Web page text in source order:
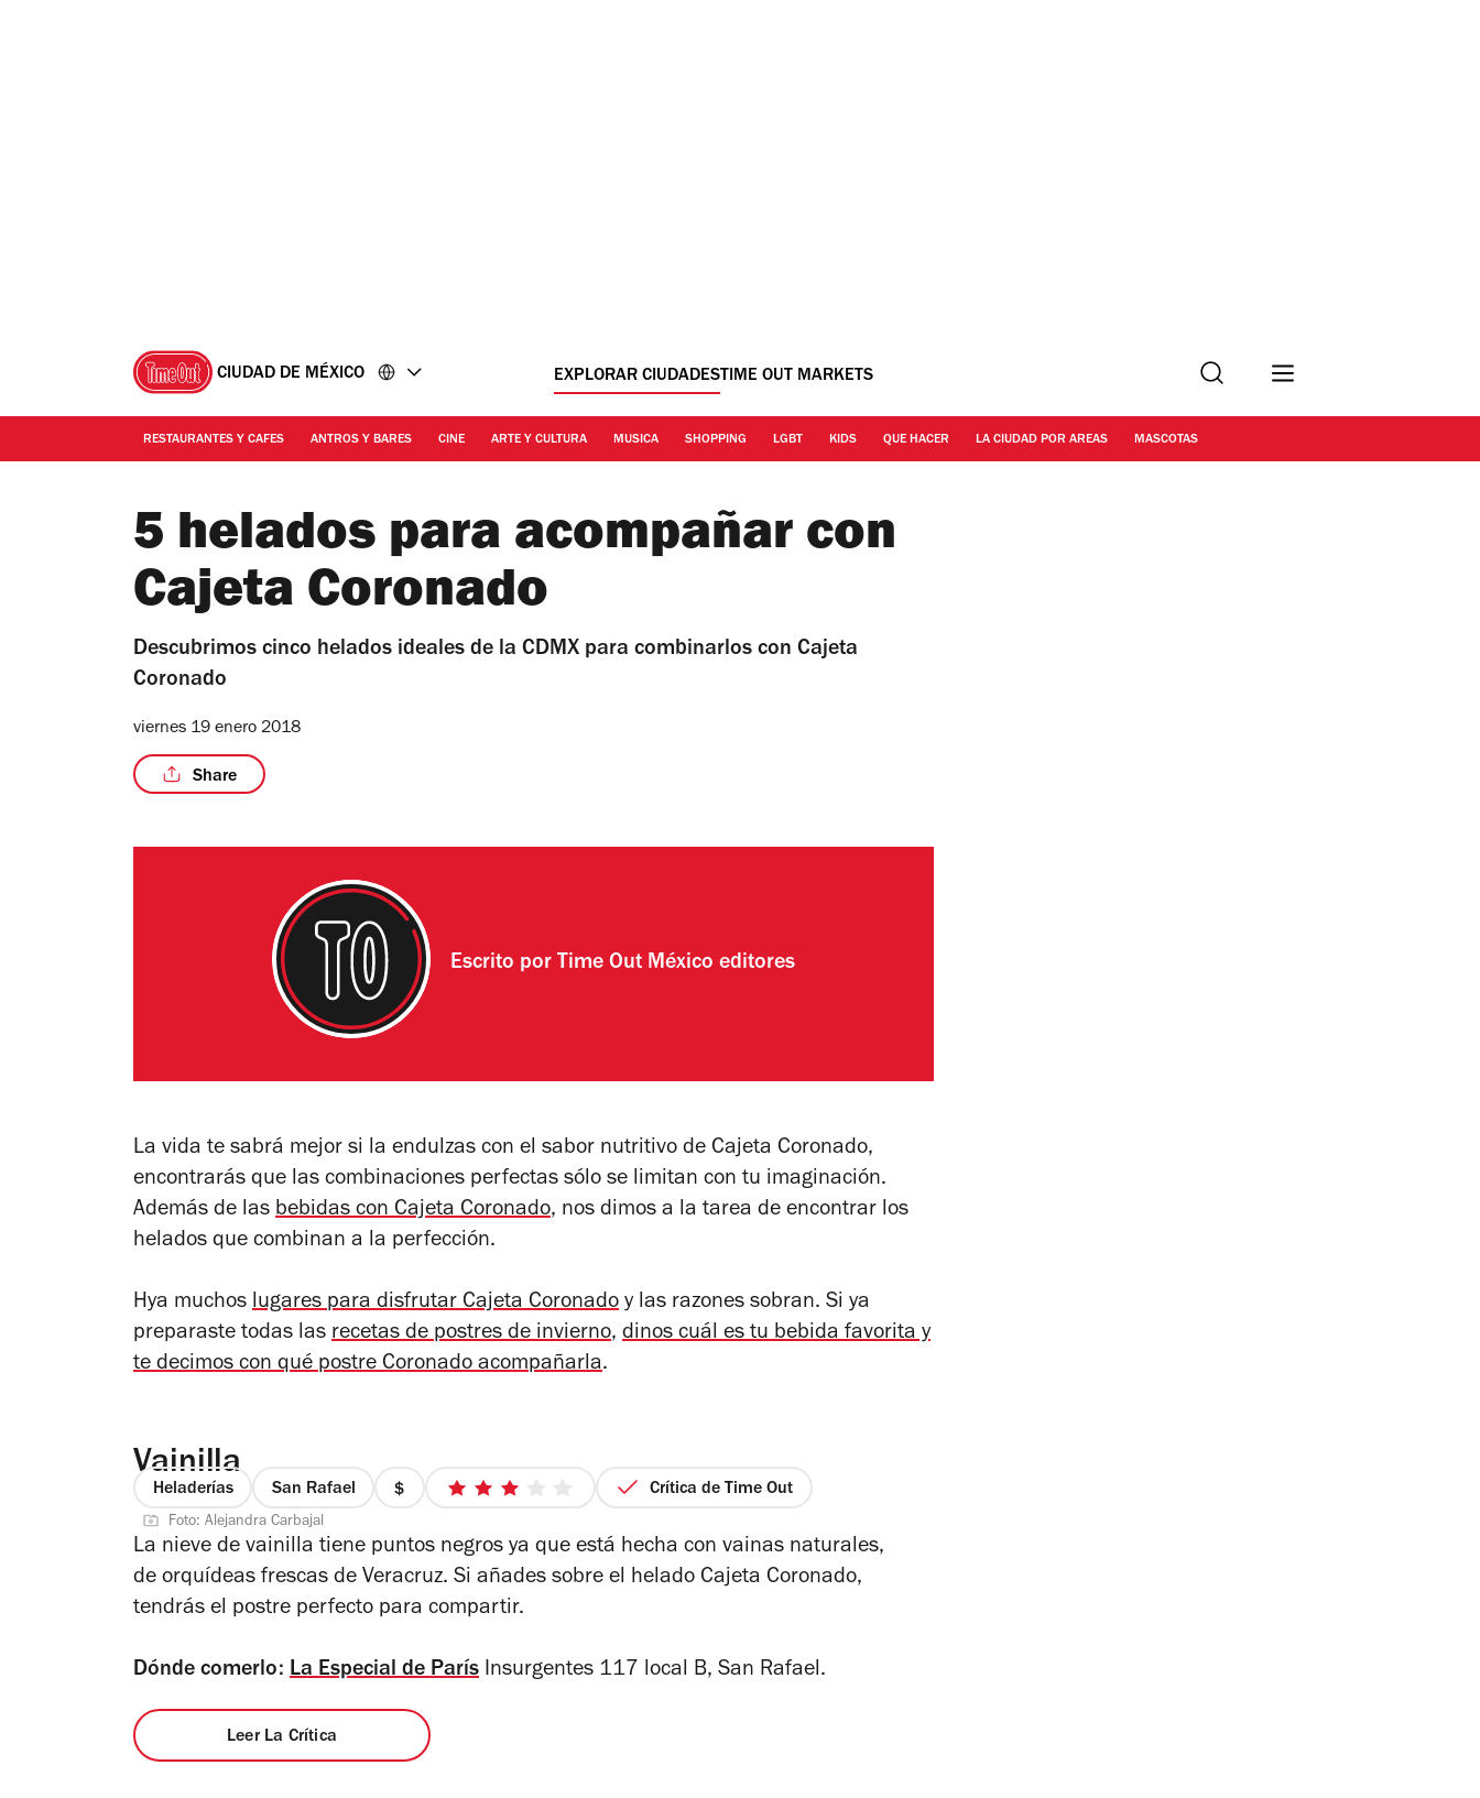
CIUDAD DE MÉXICO EXPLORAR CIUDADESTIME OUT MARKETS Buscar
RESTAURANTES Y CAFES ANTROS Y BARES CINE ARTE Y CULTURA MUSICA SHOPPING LGBT KIDS QUE HACER LA CIUDAD POR AREAS MASCOTAS
5 helados para acompañar con
Cajeta Coronado
Descubrimos cinco helados ideales de la CDMX para combinarlos con Cajeta
Coronado
viernes 19 enero 2018
Share
Escrito por Time Out México editores
La vida te sabrá mejor si la endulzas con el sabor nutritivo de Cajeta Coronado,
encontrarás que las combinaciones perfectas sólo se limitan con tu imaginación.
Además de las bebidas con Cajeta Coronado, nos dimos a la tarea de encontrar los
helados que combinan a la perfección.
Hya muchos lugares para disfrutar Cajeta Coronado y las razones sobran. Si ya
preparaste todas las recetas de postres de invierno, dinos cuál es tu bebida favorita y
te decimos con qué postre Coronado acompañarla.
Vainilla
Heladerías San Rafael
precio
de
4
3
5
estrellas
Crítica de Time Out
Foto: Alejandra Carbajal
La nieve de vainilla tiene puntos negros ya que está hecha con vainas naturales,
de orquídeas frescas de Veracruz. Si añades sobre el helado Cajeta Coronado,
tendrás el postre perfecto para compartir.
Dónde comerlo: La Especial de París Insurgentes 117 local B, San Rafael.
Leer La Crítica